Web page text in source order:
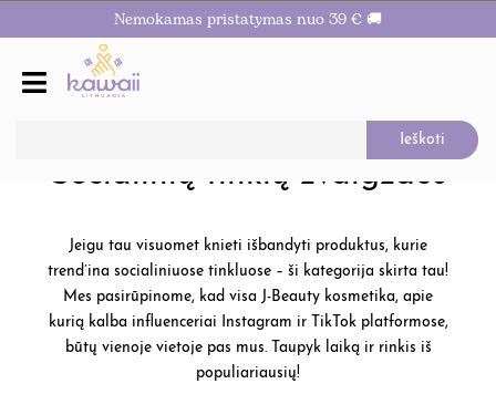
Nemokamas pristatymas nuo 39 € 🚚
Socialinių tinklų žvaigždės
Jeigu tau visuomet knieti išbandyti produktus, kurie
trend’ina socialiniuose tinkluose – ši kategorija skirta tau!
Mes pasirūpinome, kad visa J-Beauty kosmetika, apie
kurią kalba influenceriai Instagram ir TikTok platformose,
būtų vienoje vietoje pas mus. Taupyk laiką ir rinkis iš
populiariausių!